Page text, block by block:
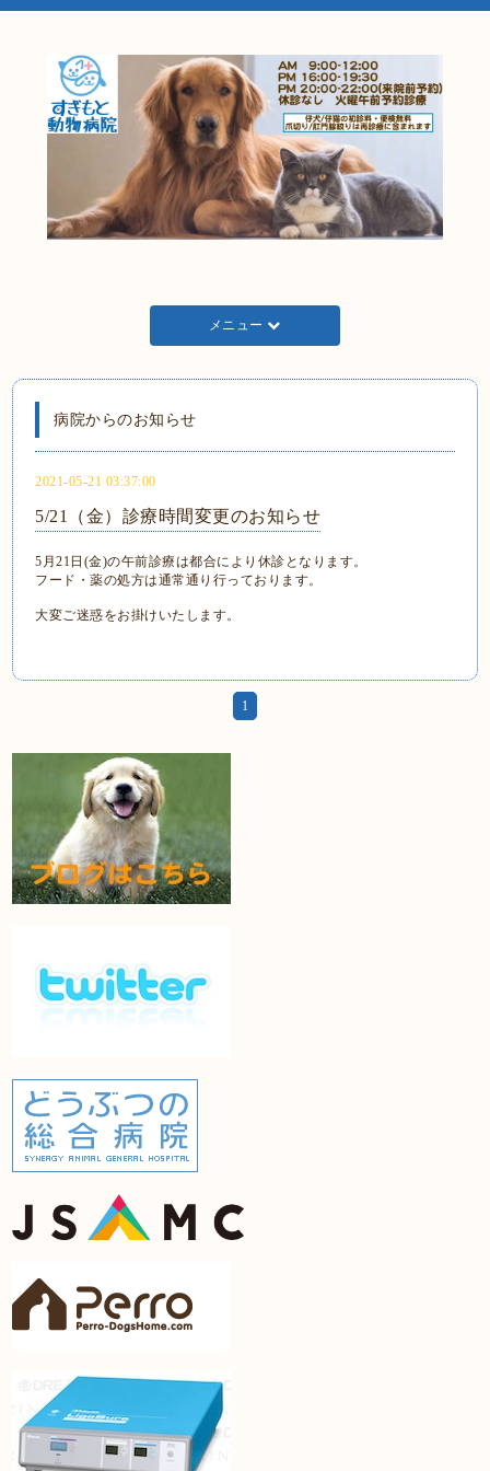
メニュー
病院からのお知らせ
2021-05-21 03:37:00
5/21（金）診療時間変更のお知らせ
5月21日(金)の午前診療は都合により休診となります。
フード・薬の処方は通常通り行っております。
大変ご迷惑をお掛けいたします。
1